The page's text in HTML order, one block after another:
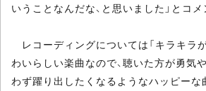
いうことなんだな、と思いました」とコメ
レコーディングについては「キラキラ
わいらしい楽曲なので、聴いた方が勇気
わず躍り出したくなるようなハッピーな